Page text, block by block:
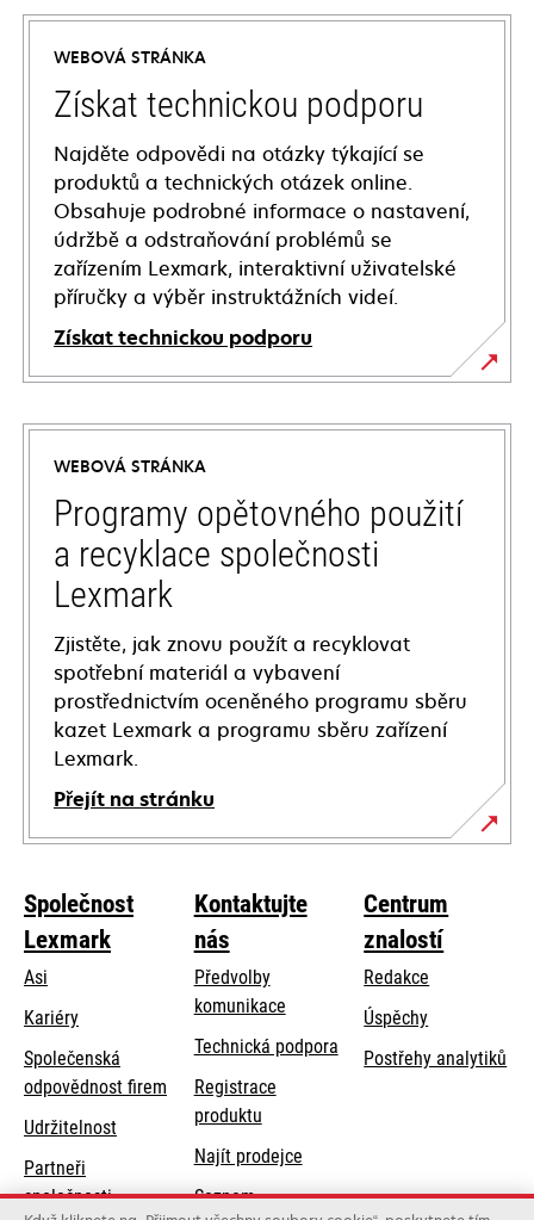
WEBOVÁ STRÁNKA
Získat technickou podporu
Najděte odpovědi na otázky týkající se
produktů a technických otázek online.
Obsahuje podrobné informace o nastavení,
údržbě a odstraňování problémů se
zařízením Lexmark, interaktivní uživatelské
příručky a výběr instruktážních videí.
Získat technickou podporu
opens
in
new
tab
WEBOVÁ STRÁNKA
Programy opětovného použití
a recyklace společnosti
Lexmark
Zjistěte, jak znovu použít a recyklovat
spotřební materiál a vybavení
prostřednictvím oceněného programu sběru
kazet Lexmark a programu sběru zařízení
Lexmark.
Přejít na stránku
Společnost
Lexmark
Asi
Kariéry
Společenská
odpovědnost firem opens
new
tab
Udržitelnost
Partneři
společnosti
Kontaktujte
nás
Předvolby
komunikace
Technická podporaopens
Registrace
produktu
Najít prodejce
Seznam
Centrum
znalostí
Redakce
Úspěchy
Postřehy analytiků